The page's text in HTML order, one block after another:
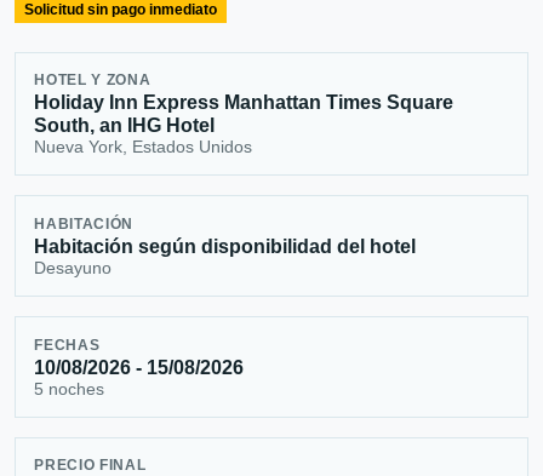
Solicitud sin pago inmediato
HOTEL Y ZONA
Holiday Inn Express Manhattan Times Square
South, an IHG Hotel
Nueva York, Estados Unidos
HABITACIÓN
Habitación según disponibilidad del hotel
Desayuno
FECHAS
10/08/2026 - 15/08/2026
5 noches
PRECIO FINAL